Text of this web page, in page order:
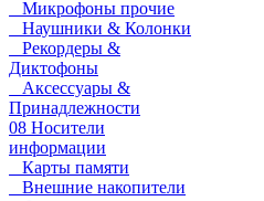
Микрофоны прочие
Наушники & Колонки
Рекордеры &
Диктофоны
Аксессуары &
Принадлежности
08 Носители
информации
Карты памяти
Внешние накопители